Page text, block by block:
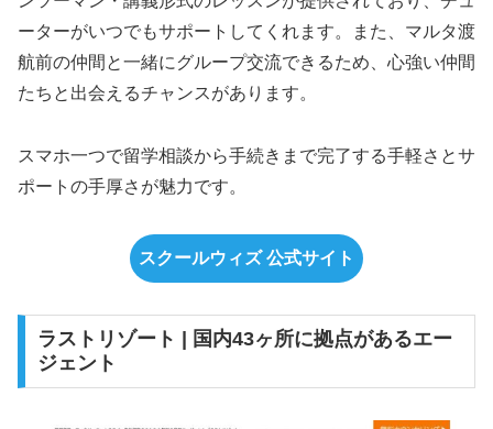
ーターがいつでもサポートしてくれます。また、マルタ渡
航前の仲間と一緒にグループ交流できるため、心強い仲間
たちと出会えるチャンスがあります。
スマホ一つで留学相談から手続きまで完了する手軽さとサ
ポートの手厚さが魅力です。
スクールウィズ 公式サイト
ラストリゾート | 国内43ヶ所に拠点があるエー
ジェント